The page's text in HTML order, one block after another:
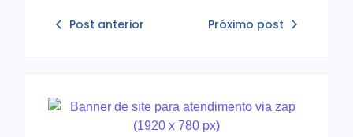
Post anterior Próximo post